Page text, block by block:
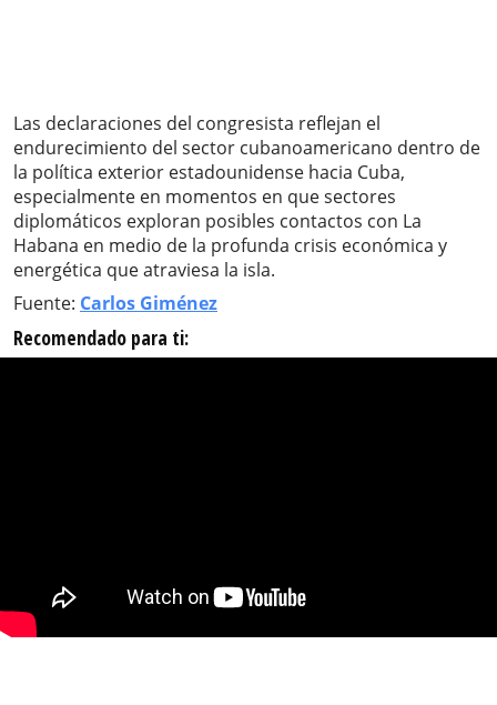
Las declaraciones del congresista reflejan el
endurecimiento del sector cubanoamericano dentro de
la política exterior estadounidense hacia Cuba,
especialmente en momentos en que sectores
diplomáticos exploran posibles contactos con La
Habana en medio de la profunda crisis económica y
energética que atraviesa la isla.
Fuente: Carlos Giménez
Recomendado para ti: